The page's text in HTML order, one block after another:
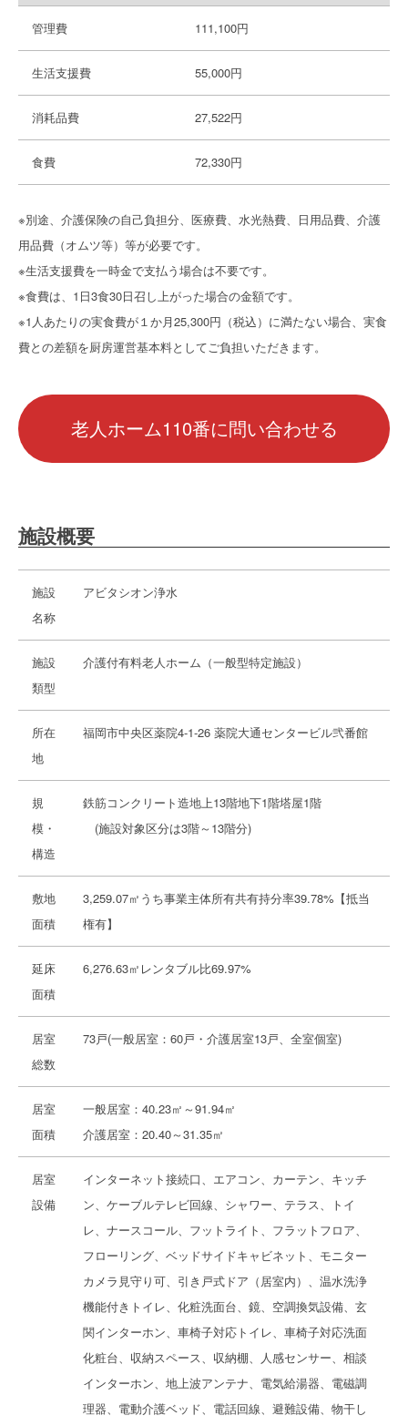
管理費 111,100円
生活支援費 55,000円
消耗品費 27,522円
食費 72,330円
※別途、介護保険の自己負担分、医療費、水光熱費、日用品費、介護
用品費（オムツ等）等が必要です。
※生活支援費を一時金で支払う場合は不要です。
※食費は、1日3食30日召し上がった場合の金額です。
※1人あたりの実食費が１か月25,300円（税込）に満たない場合、実食
費との差額を厨房運営基本料としてご負担いただきます。
老人ホーム110番に問い合わせる
施設概要
施設
名称
アビタシオン浄水
施設
類型
介護付有料老人ホーム（一般型特定施設）
所在
地
福岡市中央区薬院4-1-26 薬院大通センタービル弐番館
規
模・
構造
鉄筋コンクリート造地上13階地下1階塔屋1階
(施設対象区分は3階～13階分)
敷地
面積
3,259.07㎡うち事業主体所有共有持分率39.78%【抵当
権有】
延床
面積
6,276.63㎡レンタブル比69.97%
居室
総数
73戸(一般居室：60戸・介護居室13戸、全室個室)
居室
面積
一般居室：40.23㎡～91.94㎡
介護居室：20.40～31.35㎡
居室
設備
インターネット接続口、エアコン、カーテン、キッチ
ン、ケーブルテレビ回線、シャワー、テラス、トイ
レ、ナースコール、フットライト、フラットフロア、
フローリング、ベッドサイドキャビネット、モニター
カメラ見守り可、引き戸式ドア（居室内）、温水洗浄
機能付きトイレ、化粧洗面台、鏡、空調換気設備、玄
関インターホン、車椅子対応トイレ、車椅子対応洗面
化粧台、収納スペース、収納棚、人感センサー、相談
インターホン、地上波アンテナ、電気給湯器、電磁調
理器、電動介護ベッド、電話回線、避難設備、物干し